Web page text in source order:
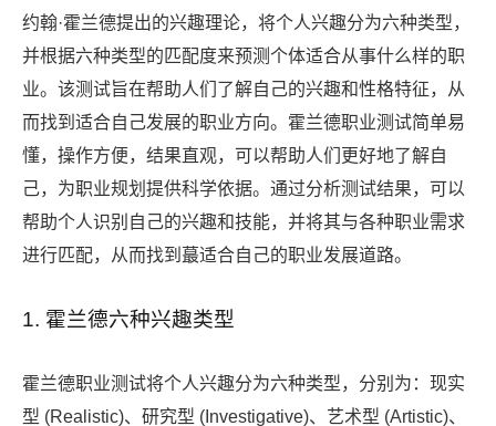
约翰·霍兰德提出的兴趣理论，将个人兴趣分为六种类型，
并根据六种类型的匹配度来预测个体适合从事什么样的职
业。该测试旨在帮助人们了解自己的兴趣和性格特征，从
而找到适合自己发展的职业方向。霍兰德职业测试简单易
懂，操作方便，结果直观，可以帮助人们更好地了解自
己，为职业规划提供科学依据。通过分析测试结果，可以
帮助个人识别自己的兴趣和技能，并将其与各种职业需求
进行匹配，从而找到蕞适合自己的职业发展道路。
1. 霍兰德六种兴趣类型
霍兰德职业测试将个人兴趣分为六种类型，分别为：现实
型 (Realistic)、研究型 (Investigative)、艺术型 (Artistic)、